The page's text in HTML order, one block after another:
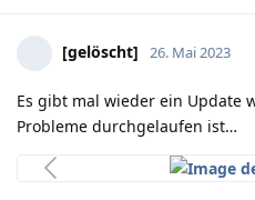
[gelöscht] 26. Mai 2023
Es gibt mal wieder ein Update
Probleme durchgelaufen ist…